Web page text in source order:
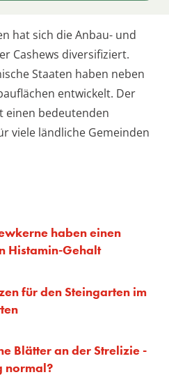
hat sich die Anbau- und
Cashews diversifiziert.
Staaten haben neben
entwickelt. Der
einen bedeutenden
viele ländliche Gemeinden
haben einen
Histamin-Gehalt
für den Steingarten im
Blätter an der Strelizie -
normal?